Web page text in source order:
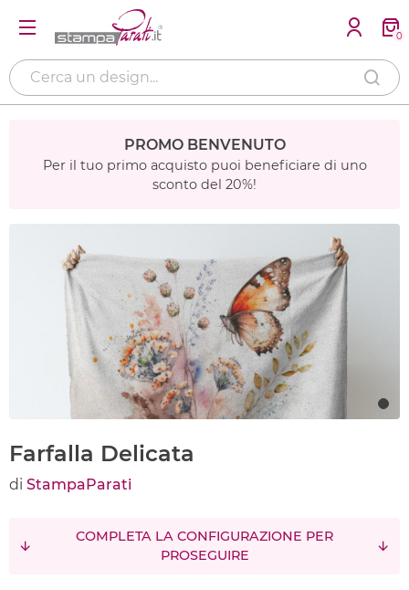
0
PROMO BENVENUTO
Per il tuo primo acquisto puoi beneficiare di uno
sconto del 20%!
Farfalla Delicata
di StampaParati
COMPLETA LA CONFIGURAZIONE PER
PROSEGUIRE